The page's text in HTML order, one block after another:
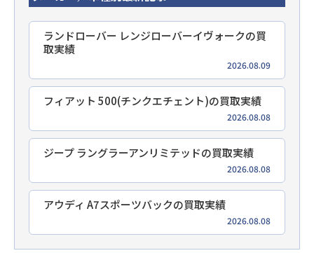
ランドローバー レンジローバーイヴォークの買
取実績
2026.08.09
フィアット 500(チンクエチェント)の買取実績
2026.08.08
ジープ ラングラーアンリミテッドの買取実績
2026.08.08
アウディ A7スポーツバックの買取実績
2026.08.08